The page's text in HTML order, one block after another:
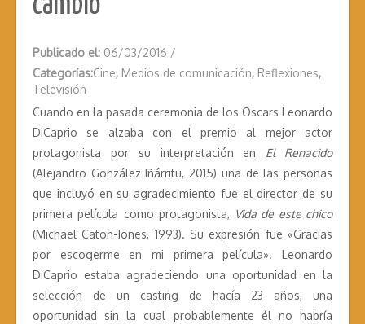
cambio
Publicado el: 06/03/2016 /
Categorías:Cine, Medios de comunicación, Reflexiones,
Televisión
Cuando en la pasada ceremonia de los Oscars Leonardo
DiCaprio se alzaba con el premio al mejor actor
protagonista por su interpretación en El Renacido
(Alejandro González Iñárritu, 2015) una de las personas
que incluyó en su agradecimiento fue el director de su
primera película como protagonista, Vida de este chico
(Michael Caton-Jones, 1993). Su expresión fue «Gracias
por escogerme en mi primera película». Leonardo
DiCaprio estaba agradeciendo una oportunidad en la
selección de un casting de hacía 23 años, una
oportunidad sin la cual probablemente él no habría